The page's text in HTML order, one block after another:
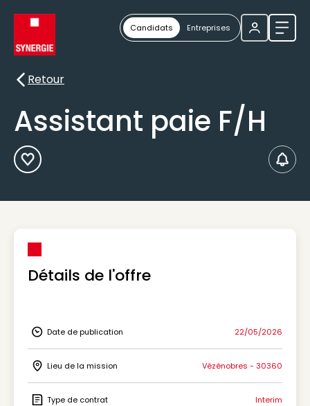
Candidats Entreprises
Retour
Retour
Assistant paie F/H
Ajouter aux Favoris
Détails de l'offre
Icon Date de publication
Date de publication 22/05/2026
Icon Lieu de la mission
Lieu de la mission Vézénobres - 30360
Type de contrat Interim